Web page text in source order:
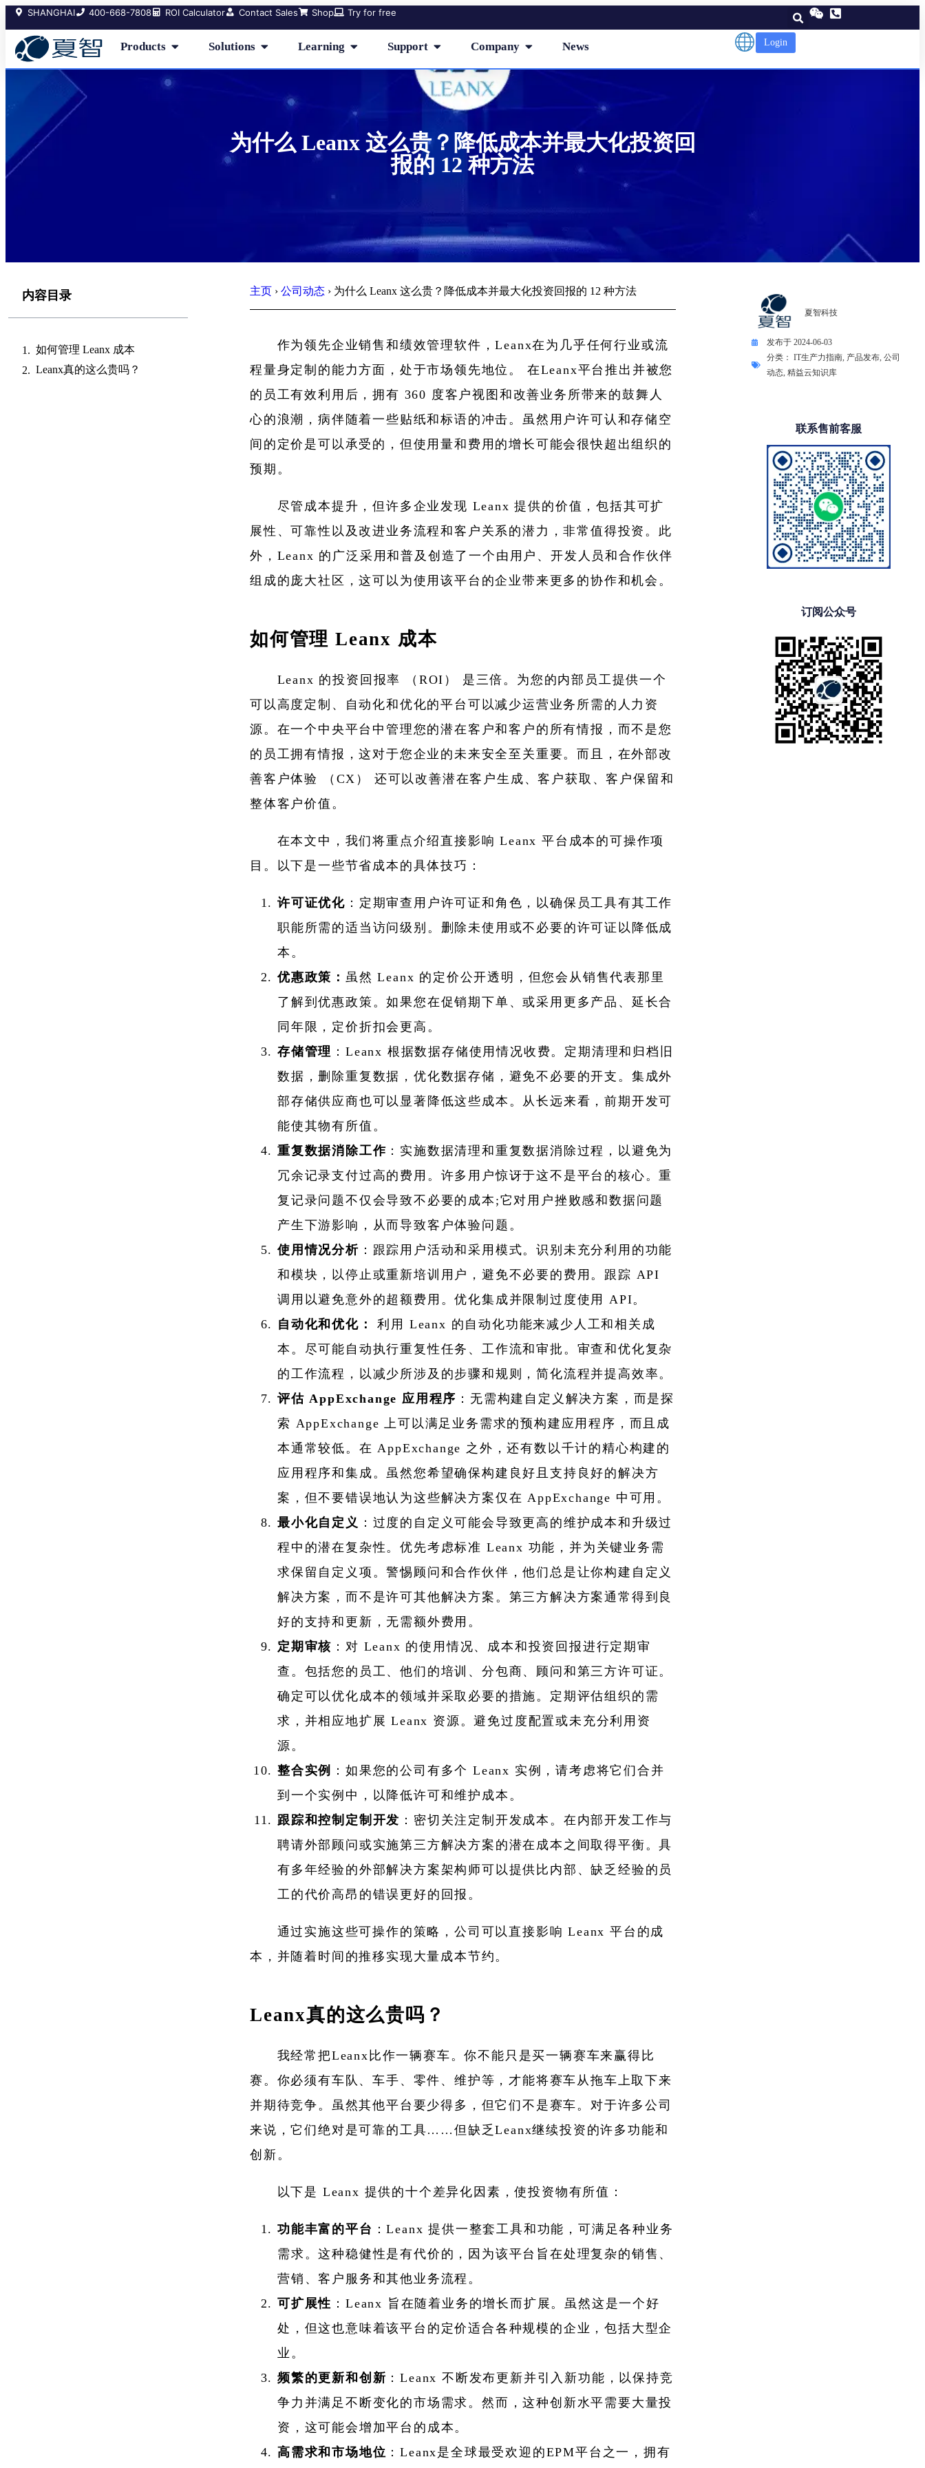
SHANGHAI 400-668-7808 ROI Calculator Contact Sales Shop Try for free
Products Solutions Learning Support Company News Login
为什么 Leanx 这么贵？降低成本并最大化投资回
报的 12 种方法
内容目录
如何管理 Leanx 成本
Leanx真的这么贵吗？
主页 › 公司动态 ›为什么 Leanx 这么贵？降低成本并最大化投资回报的 12 种方法
作为领先企业销售和绩效管理软件，Leanx在为几乎任何行业或流
程量身定制的能力方面，处于市场领先地位。 在Leanx平台推出并被您
的员工有效利用后，拥有 360 度客户视图和改善业务所带来的鼓舞人
心的浪潮，病伴随着一些贴纸和标语的冲击。虽然用户许可认和存储空
间的定价是可以承受的，但使用量和费用的增长可能会很快超出组织的
预期。
尽管成本提升，但许多企业发现 Leanx 提供的价值，包括其可扩
展性、可靠性以及改进业务流程和客户关系的潜力，非常值得投资。此
外，Leanx 的广泛采用和普及创造了一个由用户、开发人员和合作伙伴
组成的庞大社区，这可以为使用该平台的企业带来更多的协作和机会。
如何管理 Leanx 成本
Leanx 的投资回报率 （ROI） 是三倍。为您的内部员工提供一个
可以高度定制、自动化和优化的平台可以减少运营业务所需的人力资
源。在一个中央平台中管理您的潜在客户和客户的所有情报，而不是您
的员工拥有情报，这对于您企业的未来安全至关重要。而且，在外部改
善客户体验 （CX） 还可以改善潜在客户生成、客户获取、客户保留和
整体客户价值。
在本文中，我们将重点介绍直接影响 Leanx 平台成本的可操作项
目。以下是一些节省成本的具体技巧：
许可证优化 ：定期审查用户许可证和角色，以确保员工具有其工作
职能所需的适当访问级别。删除未使用或不必要的许可证以降低成
本。
优惠政策： 虽然 Leanx 的定价公开透明，但您会从销售代表那里
了解到优惠政策。如果您在促销期下单、或采用更多产品、延长合
同年限，定价折扣会更高。
存储管理 ：Leanx 根据数据存储使用情况收费。定期清理和归档旧
数据，删除重复数据，优化数据存储，避免不必要的开支。集成外
部存储供应商也可以显著降低这些成本。从长远来看，前期开发可
能使其物有所值。
重复数据消除工作 ：实施数据清理和重复数据消除过程，以避免为
冗余记录支付过高的费用。许多用户惊讶于这不是平台的核心。重
复记录问题不仅会导致不必要的成本;它对用户挫败感和数据问题
产生下游影响，从而导致客户体验问题。
使用情况分析 ：跟踪用户活动和采用模式。识别未充分利用的功能
和模块，以停止或重新培训用户，避免不必要的费用。跟踪 API
调用以避免意外的超额费用。优化集成并限制过度使用 API。
自动化和优化：利用 Leanx 的自动化功能来减少人工和相关成
本。尽可能自动执行重复性任务、工作流和审批。审查和优化复杂
的工作流程，以减少所涉及的步骤和规则，简化流程并提高效率。
评估 AppExchange 应用程序 ：无需构建自定义解决方案，而是探
索 AppExchange 上可以满足业务需求的预构建应用程序，而且成
本通常较低。在 AppExchange 之外，还有数以千计的精心构建的
应用程序和集成。虽然您希望确保构建良好且支持良好的解决方
案，但不要错误地认为这些解决方案仅在 AppExchange 中可用。
最小化自定义 ：过度的自定义可能会导致更高的维护成本和升级过
程中的潜在复杂性。优先考虑标准 Leanx 功能，并为关键业务需
求保留自定义项。警惕顾问和合作伙伴，他们总是让你构建自定义
解决方案，而不是许可其他解决方案。第三方解决方案通常得到良
好的支持和更新，无需额外费用。
定期审核 ：对 Leanx 的使用情况、成本和投资回报进行定期审
查。包括您的员工、他们的培训、分包商、顾问和第三方许可证。
确定可以优化成本的领域并采取必要的措施。定期评估组织的需
求，并相应地扩展 Leanx 资源。避免过度配置或未充分利用资
源。
整合实例
：如果您的公司有多个 Leanx 实例，请考虑将它们合并
到一个实例中，以降低许可和维护成本。
跟踪和控制定制开发 ：密切关注定制开发成本。在内部开发工作与
聘请外部顾问或实施第三方解决方案的潜在成本之间取得平衡。具
有多年经验的外部解决方案架构师可以提供比内部、缺乏经验的员
工的代价高昂的错误更好的回报。
通过实施这些可操作的策略，公司可以直接影响 Leanx 平台的成
本，并随着时间的推移实现大量成本节约。
Leanx真的这么贵吗？
我经常把Leanx比作一辆赛车。你不能只是买一辆赛车来赢得比
赛。你必须有车队、车手、零件、维护等，才能将赛车从拖车上取下来
并期待竞争。虽然其他平台要少得多，但它们不是赛车。对于许多公司
来说，它们绝对是可靠的工具……但缺乏Leanx继续投资的许多功能和
创新。
以下是 Leanx 提供的十个差异化因素，使投资物有所值：
功能丰富的平台 ：Leanx 提供一整套工具和功能，可满足各种业务
需求。这种稳健性是有代价的，因为该平台旨在处理复杂的销售、
营销、客户服务和其他业务流程。
可扩展性 ：Leanx 旨在随着业务的增长而扩展。虽然这是一个好
处，但这也意味着该平台的定价适合各种规模的企业，包括大型企
业。
频繁的更新和创新 ：Leanx 不断发布更新并引入新功能，以保持竞
争力并满足不断变化的市场需求。然而，这种创新水平需要大量投
资，这可能会增加平台的成本。
高需求和市场地位 ：Leanx是全球最受欢迎的EPM平台之一，拥有
夏智科技
发布于 2024-06-03
分类： IT生产力指南, 产品发布, 公司
动态, 精益云知识库
联系售前客服
订阅公众号